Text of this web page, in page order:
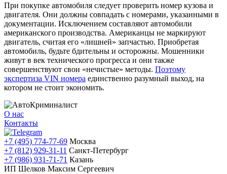
При покупке автомобиля следует проверить номер кузова и
двигателя. Они должны совпадать с номерами, указанными в
документации. Исключением составляют автомобили
американского производства. Американцы не маркируют
двигатель, считая его «лишней» запчастью. Приобретая
автомобиль, будьте бдительны и осторожны. Мошенники
живут в век технического прогресса и они также
совершенствуют свои «нечистые» методы. Поэтому
экспертиза VIN номера единственно разумный выход, на
котором не стоит экономить.
О нас
Контакты
+7 (495) 774-77-69 Москва
+7 (812) 929-31-11 Санкт-Петербург
+7 (986) 931-71-71 Казань
ИП Шелков Максим Сергеевич